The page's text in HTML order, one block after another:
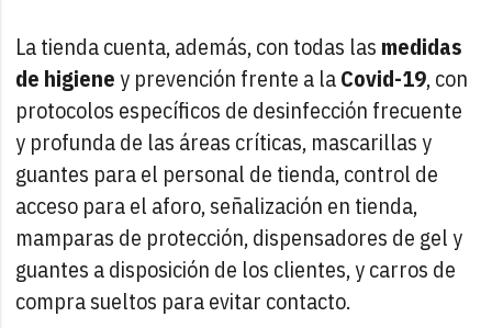
La tienda cuenta, además, con todas las medidas
de higieney prevención frente a laCovid-19, con
protocolos específicos de desinfección frecuente
y profunda de las áreas críticas, mascarillas y
guantes para el personal de tienda, control de
acceso para el aforo, señalización en tienda,
mamparas de protección, dispensadores de gel y
guantes a disposición de los clientes, y carros de
compra sueltos para evitar contacto.